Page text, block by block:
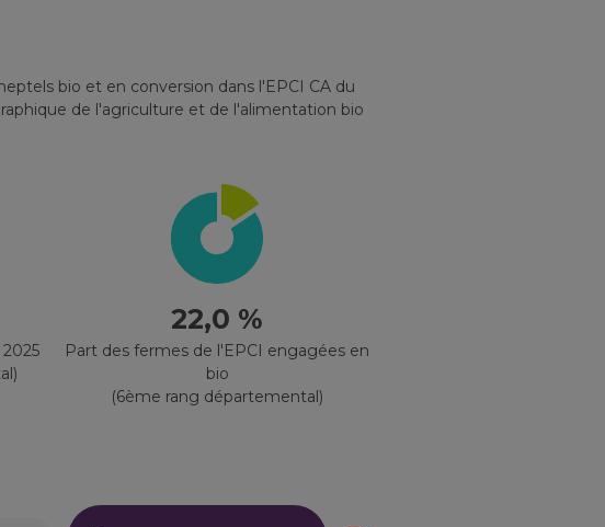
bio et en conversion dans l'EPCI CA du
de l'agriculture et de l'alimentation bio
22,0 %
Part des fermes de l'EPCI engagées en
bio
(6ème rang départemental)